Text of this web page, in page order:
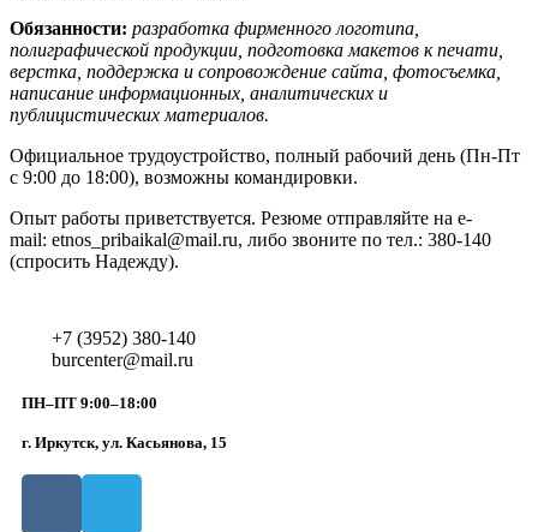
Обязанности: разработка фирменного логотипа,
полиграфической продукции, подготовка макетов к печати,
верстка, поддержка и сопровождение сайта, фотосъемка,
написание информационных, аналитических и
публицистических материалов.
Официальное трудоустройство, полный рабочий день (Пн-Пт
с 9:00 до 18:00), возможны командировки.
Опыт работы приветствуется. Резюме отправляйте на e-
mail: etnos_pribaikal@mail.ru, либо звоните по тел.: 380-140
(спросить Надежду).
+7 (3952) 380-140
burcenter@mail.ru
ПН–ПТ 9:00–18:00
г. Иркутск, ул. Касьянова, 15